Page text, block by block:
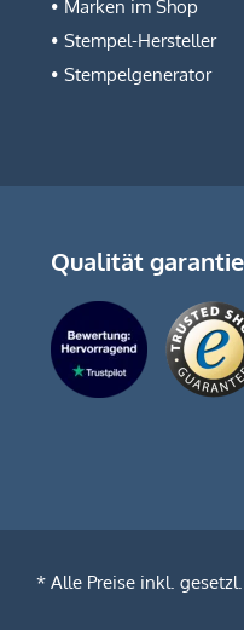
Marken im Shop
Stempel-Hersteller
Stempelgenerator
Qualität
* Alle Preise inkl.